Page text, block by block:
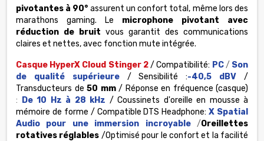
pivotantes à 90° assurent un confort total, même lors des
marathons gaming. Le microphone pivotant avec
réduction de bruit vous garantit des communications
claires et nettes, avec fonction mute intégrée.
Casque HyperX Cloud Stinger 2/ Compatibilité: PC/ Son
de qualité supérieure / Sensibilité :-40,5 dBV
/
Transducteurs de 50 mm/ Réponse en fréquence (casque)
:
De 10 Hz à 28 kHz / Coussinets d'oreille en mousse à
mémoire de forme / Compatible DTS Headphone:X Spatial
Audio pour une immersion incroyable
/Oreillettes
rotatives réglables /Optimisé pour le confort et la facilité